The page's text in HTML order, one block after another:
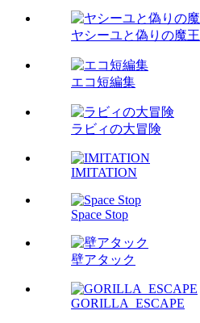
ヤシーユと偽りの魔王
エコ短編集
ラビィの大冒険
IMITATION
Space Stop
壁アタック
GORILLA_ESCAPE